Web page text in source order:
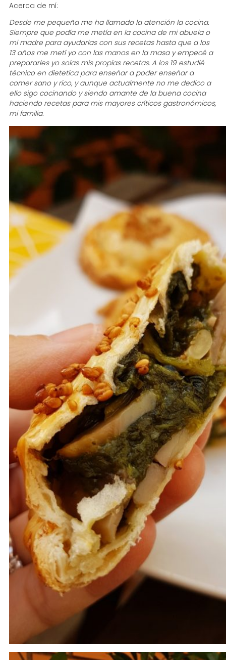
Acerca de mí:
Desde me pequeña me ha llamado la atención la cocina.
Siempre que podía me metía en la cocina de mi abuela o
mi madre para ayudarlas con sus recetas hasta que a los
13 años me metí yo con las manos en la masa y empecé a
prepararles yo solas mis propias recetas. A los 19 estudié
técnico en dietetica para enseñar a poder enseñar a
comer sano y rico, y aunque actualmente no me dedico a
ello sigo cocinando y siendo amante de la buena cocina
haciendo recetas para mis mayores críticos gastronómicos,
mi familia.